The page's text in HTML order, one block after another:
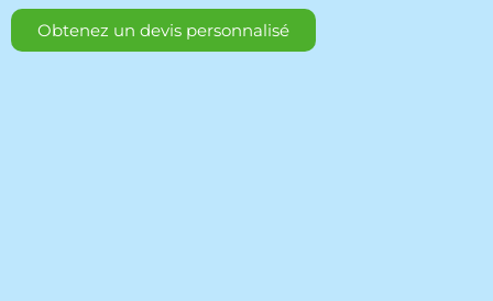
Obtenez un devis personnalisé